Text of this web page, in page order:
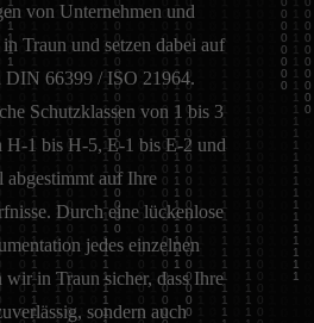
von Unternehmen und
Traun und setzen dabei auf
DIN 66399 / ISO 21964.
Schutzklassen von 1 bis 3
H-1 bis H-5, E-1 bis E-2 und
auf Ihre
Durch eine lückenlose
jedes einzelnen
in Traun sicher, dass Ihre
sondern auch